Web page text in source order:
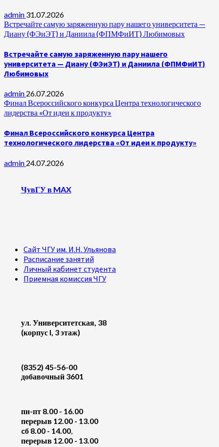
admin 31.07.2026
Встречайте самую заряженную пару нашего университета —
Диану (ФЭиЭТ) и Даниила (ФПМФиИТ) Любимовых
Встречайте самую заряженную пару нашего
университета — Диану (ФЭиЭТ) и Даниила (ФПМФиИТ)
Любимовых
admin 26.07.2026
Финал Всероссийского конкурса Центра технологического
лидерства «От идеи к продукту»
Финал Всероссийского конкурса Центра
технологического лидерства «От идеи к продукту»
admin 24.07.2026
ЧувГУ в MAX
Сайт ЧГУ им. И.Н. Ульянова
Расписание занятий
Личный кабинет студента
Приемная комиссия ЧГУ
ул. Университетская, 38
(корпус I, 3 этаж)
(8352) 45-56-00
добавочный 3601
пн-пт 8.00 - 16.00
перерыв 12.00 - 13.00
cб 8.00 - 14.00,
перерыв 12.00 - 13.00